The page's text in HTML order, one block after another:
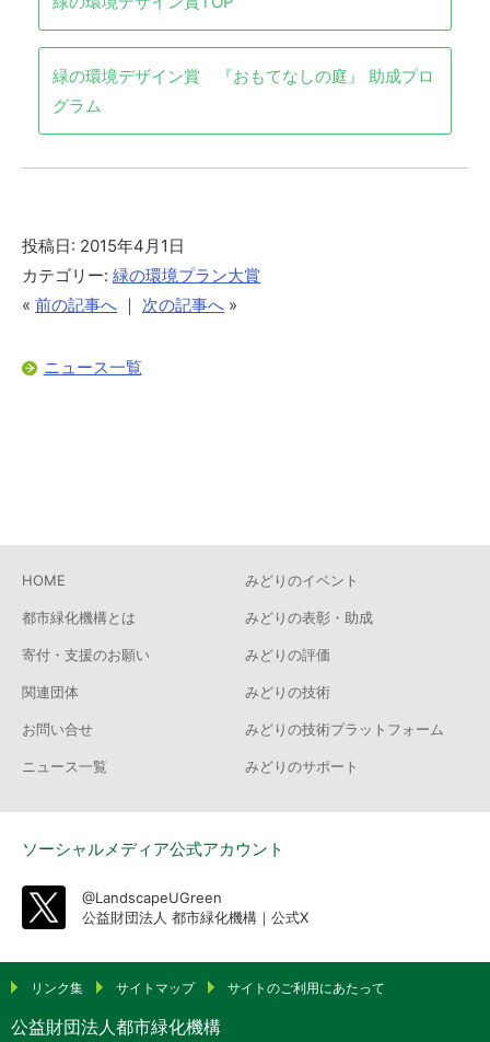
緑の環境デザイン賞 『おもてなしの庭』 助成プロ
グラム
投稿日: 2015年4月1日
カテゴリー: 緑の環境プラン大賞
« 前の記事へ ｜ 次の記事へ »
ニュース一覧
HOME
都市緑化機構とは
寄付・支援のお願い
関連団体
お問い合せ
ニュース一覧
みどりのイベント
みどりの表彰・助成
みどりの評価
みどりの技術
みどりの技術プラットフォーム
みどりのサポート
ソーシャルメディア公式アカウント
@LandscapeUGreen
公益財団法人 都市緑化機構｜公式X
リンク集 サイトマップ サイトのご利用にあたって
公益財団法人都市緑化機構